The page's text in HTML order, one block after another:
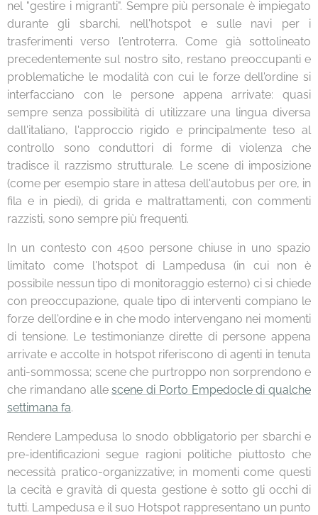
nel "gestire i migranti". Sempre più personale è impiegato
durante gli sbarchi, nell'hotspot e sulle navi per i
trasferimenti verso l'entroterra. Come già sottolineato
precedentemente sul nostro sito, restano preoccupanti e
problematiche le modalità con cui le forze dell'ordine si
interfacciano con le persone appena arrivate: quasi
sempre senza possibilità di utilizzare una lingua diversa
dall'italiano, l'approccio rigido e principalmente teso al
controllo sono conduttori di forme di violenza che
tradisce il razzismo strutturale. Le scene di imposizione
(come per esempio stare in attesa dell'autobus per ore, in
fila e in piedi), di grida e maltrattamenti, con commenti
razzisti, sono sempre più frequenti.
In un contesto con 4500 persone chiuse in uno spazio
limitato come l'hotspot di Lampedusa (in cui non è
possibile nessun tipo di monitoraggio esterno) ci si chiede
con preoccupazione, quale tipo di interventi compiano le
forze dell'ordine e in che modo intervengano nei momenti
di tensione. Le testimonianze dirette di persone appena
arrivate e accolte in hotspot riferiscono di agenti in tenuta
anti-sommossa; scene che purtroppo non sorprendono e
che rimandano allescene di Porto Empedocle di qualche
settimana fa.
Rendere Lampedusa lo snodo obbligatorio per sbarchi e
pre-identificazioni segue ragioni politiche piuttosto che
necessità pratico-organizzative; in momenti come questi
la cecità e gravità di questa gestione è sotto gli occhi di
tutti. Lampedusa e il suo Hotspot rappresentano un punto